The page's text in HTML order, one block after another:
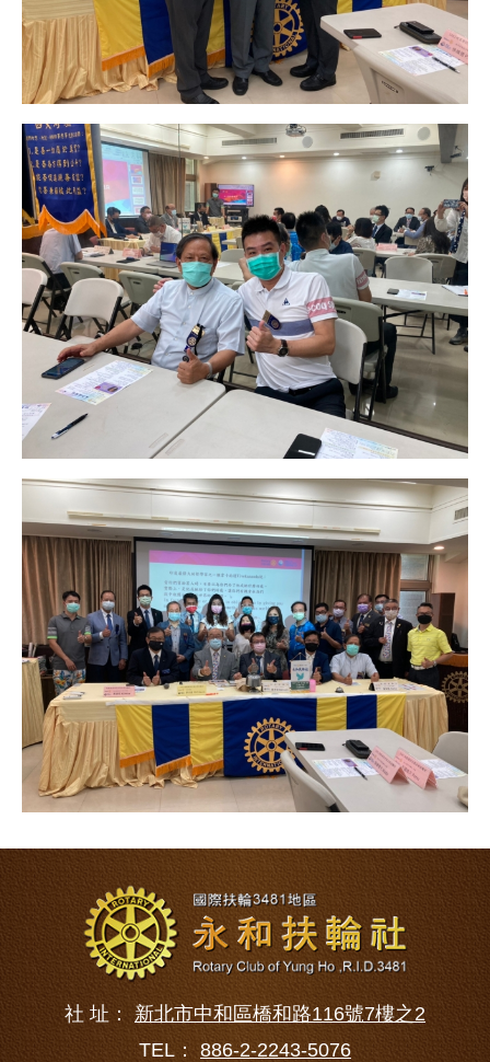
社 址： 新北市中和區橋和路116號7樓之2
TEL： 886-2-2243-5076